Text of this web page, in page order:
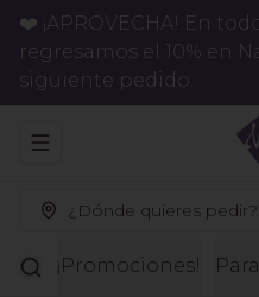
❤️ ¡APROVECHA! En
regresamos el 10% en
siguiente pedido.
Abrir menu de navegación
¿Dónde quieres pedir?
¡Promociones!